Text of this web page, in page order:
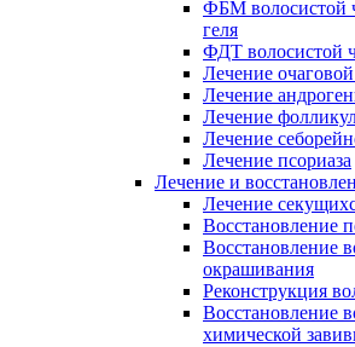
ФБМ волосистой
геля
ФДТ волосистой
Лечение
Лечение
Лечение
Лечение
Лечение псориаза
Лечение и
Лечение
Восстановление
Восстановление
окрашивания
Реконструкция
Восстановление
химической